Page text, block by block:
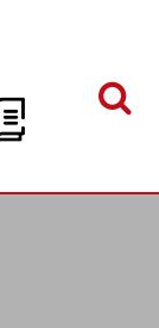
Open menu